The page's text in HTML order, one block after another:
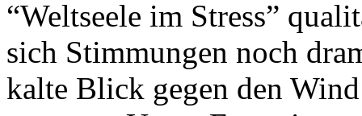
“Weltseele im Stress”
sich Stimmungen noch
kalte Blick gegen den